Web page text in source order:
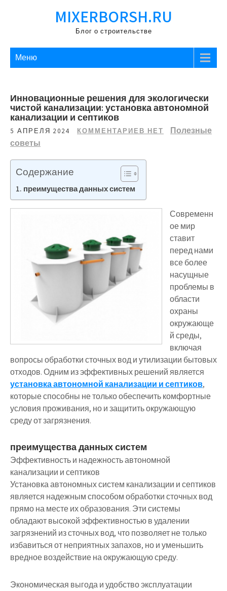
MIXERBORSH.RU
Блог о строительстве
Меню
Инновационные решения для экологически
чистой канализации: установка автономной
канализации и септиков
5 АПРЕЛЯ 2024 КОММЕНТАРИЕВ НЕТ
Полезные
советы
Содержание
преимущества данных систем
Современн
ое мир
ставит
перед нами
все более
насущные
проблемы в
области
охраны
окружающе
й среды,
включая
вопросы обработки сточных вод и утилизации бытовых
отходов. Одним из эффективных решений является
установка автономной канализации и септиков,
которые способны не только обеспечить комфортные
условия проживания, но и защитить окружающую
среду от загрязнения.
преимущества данных систем
Эффективность и надежность автономной
канализации и септиков
Установка автономных систем канализации и септиков
является надежным способом обработки сточных вод
прямо на месте их образования. Эти системы
обладают высокой эффективностью в удалении
загрязнений из сточных вод, что позволяет не только
избавиться от неприятных запахов, но и уменьшить
вредное воздействие на окружающую среду.
Экономическая выгода и удобство эксплуатации